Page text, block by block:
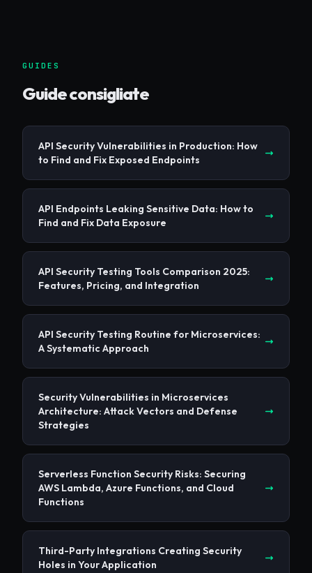
GUIDES
Guide consigliate
API Security Vulnerabilities in Production: How
to Find and Fix Exposed Endpoints
API Endpoints Leaking Sensitive Data: How to
Find and Fix Data Exposure
API Security Testing Tools Comparison 2025:
Features, Pricing, and Integration
API Security Testing Routine for Microservices:
A Systematic Approach
Security Vulnerabilities in Microservices
Architecture: Attack Vectors and Defense
Strategies
Serverless Function Security Risks: Securing
AWS Lambda, Azure Functions, and Cloud
Functions
Third-Party Integrations Creating Security
Holes in Your Application